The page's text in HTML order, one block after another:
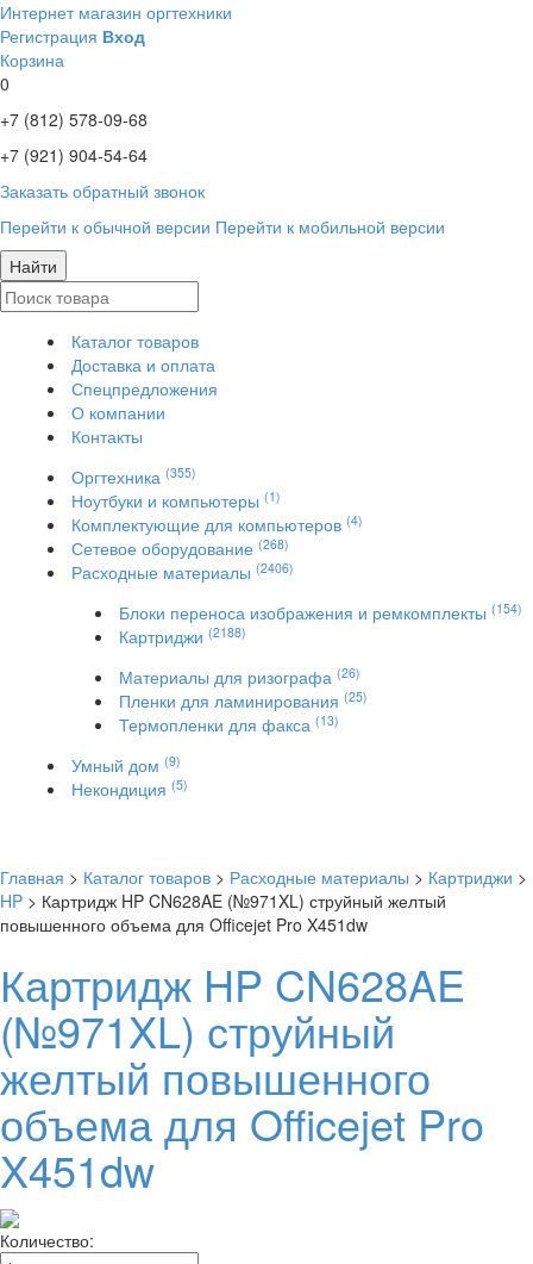
Интернет магазин оргтехники
Регистрация Вход
Корзина
0
+7 (812) 578-09-68
+7 (921) 904-54-64
Заказать обратный звонок
Перейти к обычной версии Перейти к мобильной версии
Найти
Каталог товаров
Доставка и оплата
Спецпредложения
О компании
Контакты
Оргтехника (355)
Ноутбуки и компьютеры (1)
Комплектующие для компьютеров (4)
Сетевое оборудование (268)
Расходные материалы (2406)
Блоки переноса изображения и ремкомплекты (154)
Картриджи (2188)
Материалы для ризографа (26)
Пленки для ламинирования (25)
Термопленки для факса (13)
Умный дом (9)
Некондиция (5)
Главная > Каталог товаров > Расходные материалы > Картриджи >
HP > Картридж HP CN628AE (№971XL) струйный желтый
повышенного объема для Officejet Pro X451dw
Картридж HP CN628AE
(№971XL) струйный
желтый повышенного
объема для Officejet Pro
X451dw
Количество: